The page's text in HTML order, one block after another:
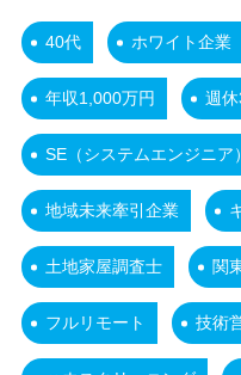
40代 ホワイト企業
年収1,000万円 週休
SE（システムエンジニア）
地域未来牽引企業
土地家屋調査士 関
フルリモート 技術